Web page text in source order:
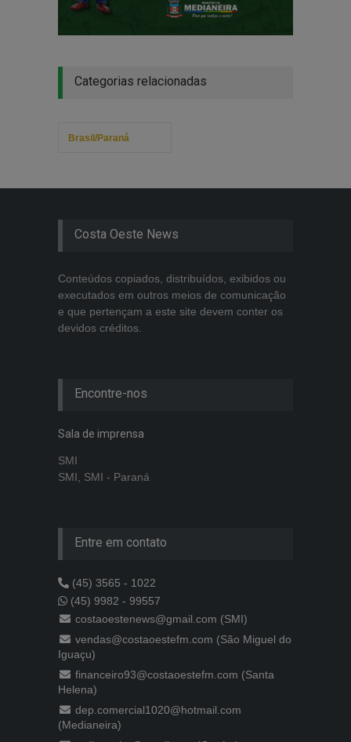
Categorias relacionadas
Brasil/Paraná
Costa Oeste News
Conteúdos copiados, distribuídos, exibidos ou
executados em outros meios de comunicação
e que pertençam a este site devem conter os
devidos créditos.
Encontre-nos
Sala de imprensa
SMI
SMI, SMI - Paraná
Entre em contato
(45) 3565 - 1022
(45) 9982 - 99557
costaoestenews@gmail.com (SMI)
vendas@costaoestefm.com (São Miguel do
Iguaçu)
financeiro93@costaoestefm.com (Santa
Helena)
dep.comercial1020@hotmail.com
(Medianeira)